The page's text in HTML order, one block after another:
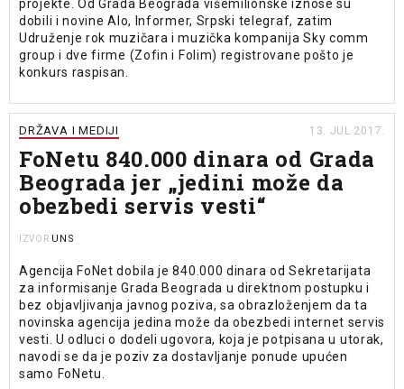
projekte. Od Grada Beograda višemilionske iznose su
dobili i novine Alo, Informer, Srpski telegraf, zatim
Udruženje rok muzičara i muzička kompanija Sky comm
group i dve firme (Zofin i Folim) registrovane pošto je
konkurs raspisan.
DRŽAVA I MEDIJI 13. JUL 2017.
FoNetu 840.000 dinara od Grada
Beograda jer „jedini može da
obezbedi servis vesti“
IZVOR UNS
Agencija FoNet dobila je 840.000 dinara od Sekretarijata
za informisanje Grada Beograda u direktnom postupku i
bez objavljivanja javnog poziva, sa obrazloženjem da ta
novinska agencija jedina može da obezbedi internet servis
vesti. U odluci o dodeli ugovora, koja je potpisana u utorak,
navodi se da je poziv za dostavljanje ponude upućen
samo FoNetu.